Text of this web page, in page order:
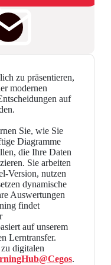
zu präsentieren,
modernen
auf
Sie, wie Sie
Diagramme
die Ihre Daten
Sie arbeiten
Version, nutzen
dynamische
Auswertungen
findet
auf unserem
Lerntransfer.
digitalen
.